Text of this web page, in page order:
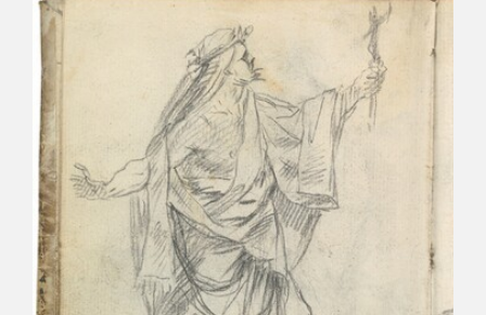
PREMIO ARAGÓN GOYA
EDICIONES
PUBLICACIONES